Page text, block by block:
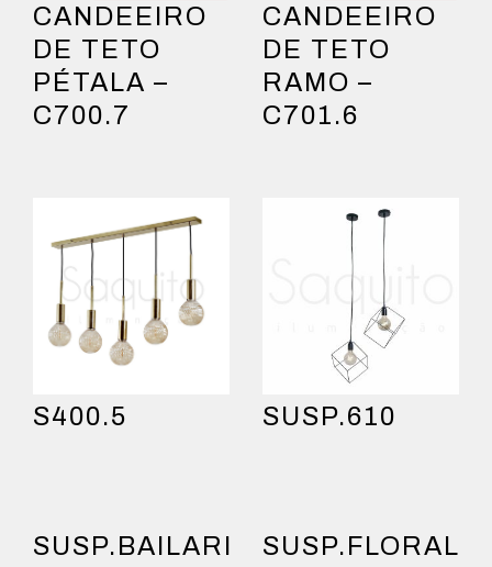
CANDEEIRO
DE TETO
PÉTALA –
C700.7
CANDEEIRO
DE TETO
RAMO –
C701.6
S400.5 SUSP.610
SUSP.BAILARINASUSP.FLORAL